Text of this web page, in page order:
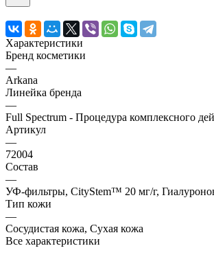
Характеристики
Бренд косметики
—
Arkana
Линейка бренда
—
Full Spectrum - Процедура комплексного
Артикул
—
72004
Состав
—
УФ-фильтры, CityStem™ 20 мг/г,
Тип кожи
—
Сосудистая кожа, Сухая кожа
Все характеристики